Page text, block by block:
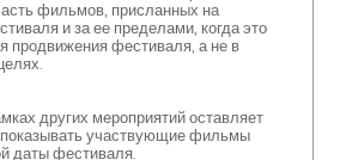
фильмов, присланных на
и за ее пределами, когда это
продвижения фестиваля, а не в
других мероприятий оставляет
показывать участвующие фильмы
даты фестиваля.